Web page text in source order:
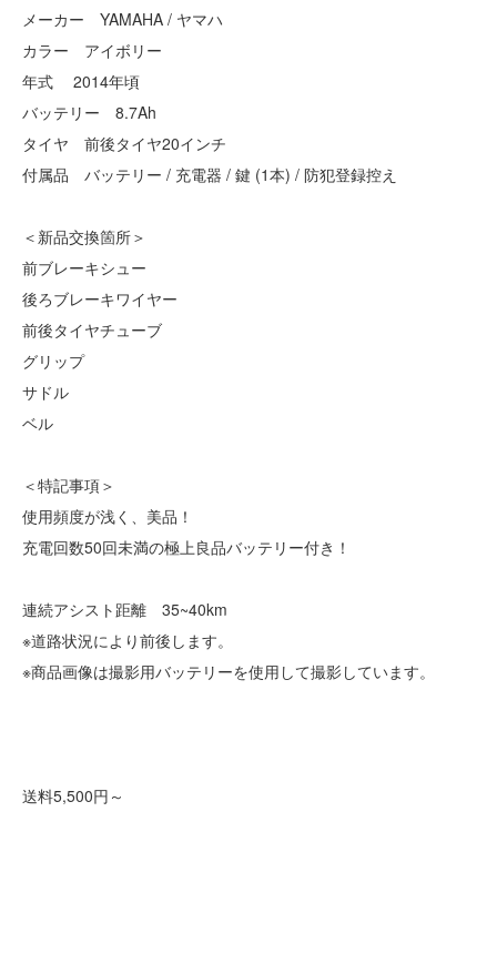
メーカー YAMAHA / ヤマハ
カラー アイボリー
年式 2014年頃
バッテリー 8.7Ah
タイヤ 前後タイヤ20インチ
付属品 バッテリー / 充電器 / 鍵 (1本) / 防犯登録控え
＜新品交換箇所＞
前ブレーキシュー
後ろブレーキワイヤー
前後タイヤチューブ
グリップ
サドル
ベル
＜特記事項＞
使用頻度が浅く、美品！
充電回数50回未満の極上良品バッテリー付き！
連続アシスト距離 35~40km
※道路状況により前後します。
※商品画像は撮影用バッテリーを使用して撮影しています。
送料5,500円～